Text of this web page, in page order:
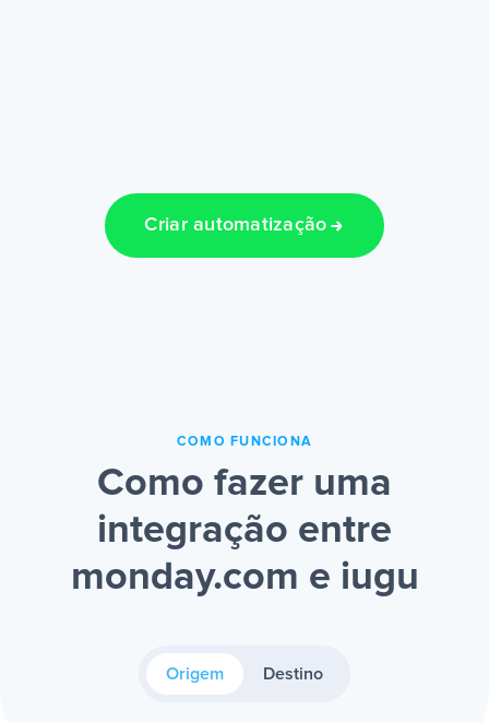
Criar automatização
COMO FUNCIONA
Como fazer uma
integração entre
monday.com e iugu
Origem Destino